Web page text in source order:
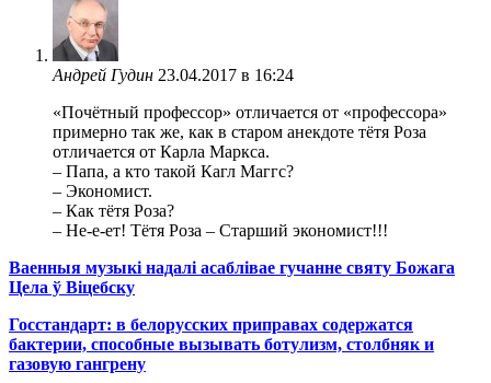
Андрей Гудин 23.04.2017 в 16:24
«Почётный профессор» отличается от «профессора»
примерно так же, как в старом анекдоте тётя Роза
отличается от Карла Маркса.
– Папа, а кто такой Кагл Маггс?
– Экономист.
– Как тётя Роза?
– Не-е-ет! Тётя Роза – Старший экономист!!!
Ваенныя музыкі надалі асаблівае гучанне святу Божага
Цела ў Віцебску
Госстандарт: в белорусских приправах содержатся
бактерии, способные вызывать ботулизм, столбняк и
газовую гангрену